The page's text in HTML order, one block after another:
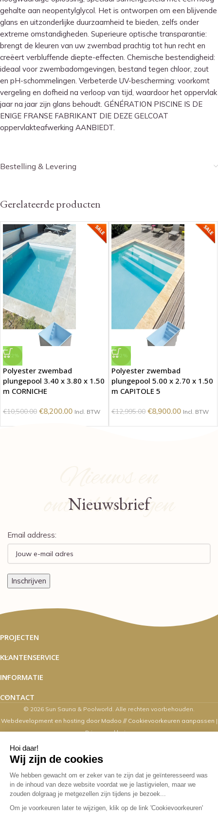
gehalte aan neopentylglycol. Het is ontworpen om een ​​blijvende
glans en uitzonderlijke duurzaamheid te bieden, zelfs onder
extreme omstandigheden. Superieure optische transparantie:
brengt de kleuren van uw zwembad prachtig tot hun recht en
creëert verbluffende diepte-effecten. Chemische bestendigheid:
ideaal voor zwembadomgevingen, bestand tegen chloor, zout
en pH-schommelingen. Verbeterde UV-bescherming: voorkomt
vergeling en dofheid na verloop van tijd, waardoor het oppervlak
jaar na jaar zijn glans behoudt. GÉNÉRATION PISCINE IS DE
ENIGE FRANSE FABRIKANT DIE DEZE GELCOAT
oppervlakteafwerking AANBIEDT.
Bestelling & Levering
Gerelateerde producten
-22%
Polyester zwembad
plungepool 3.40 x 3.80 x 1.50
m CORNICHE
€10,500.00 €8,200.00 Incl. BTW
-32%
Polyester zwembad
plungepool 5.00 x 2.70 x 1.50
m CAPITOLE 5
€12,995.00 €8,900.00 Incl. BTW
Nieuws en
ontwikkelingen
Nieuwsbrief
Email address:
PROJECTEN
KLANTENSERVICE
INFORMATIE
CONTACT
© 2026 Sun Sauna & Poolworld. Alle rechten voorbehouden.
Webdevelopment en hosting door Madoo /// Cookievoorkeuren aanpassen |
Privacyverklaring
Zaterdag's zijn wij van 10.00 t/m 16.00
uur geopend
Overige dagen mogelijk op afspraak. Contact via email,
webshop, whatsapp en telefonisch kan op alle